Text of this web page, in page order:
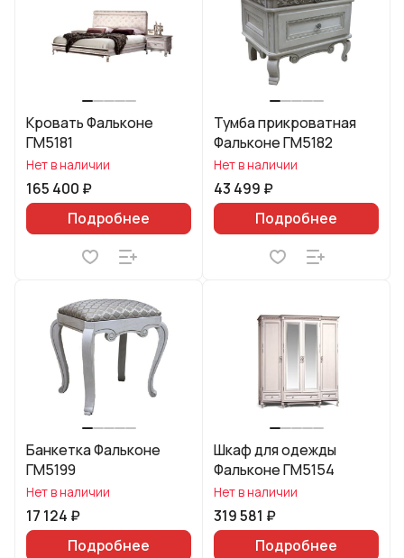
Кровать Фальконе
ГМ5181
Нет в наличии
165 400 ₽
Подробнее
Тумба прикроватная
Фальконе ГМ5182
Нет в наличии
43 499 ₽
Подробнее
Банкетка Фальконе
ГМ5199
Нет в наличии
17 124 ₽
Подробнее
Шкаф для одежды
Фальконе ГМ5154
Нет в наличии
319 581 ₽
Подробнее